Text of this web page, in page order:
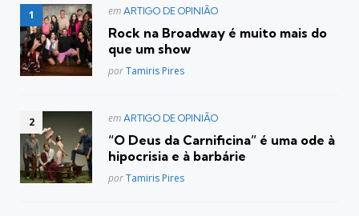
Postado
em ARTIGO DE OPINIÃO
Rock na Broadway é muito mais do
que um show
Posted
porTamiris Pires
Postado
em ARTIGO DE OPINIÃO
“O Deus da Carnificina” é uma ode à
hipocrisia e à barbárie
Posted
porTamiris Pires